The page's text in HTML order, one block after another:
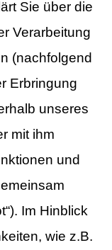
Sie über die
Verarbeitung
(nachfolgend
Erbringung
unseres
mit ihm
und
Im Hinblick
wie z.B.